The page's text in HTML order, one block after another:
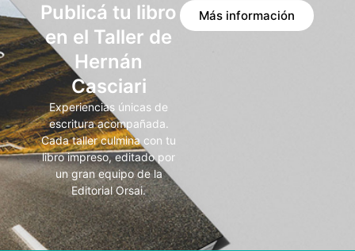
Publicá tu libro
en el Taller de
Hernán
Casciari
Experiencias únicas de
escritura acompañada.
Cada taller culmina con tu
libro impreso, editado por
un gran equipo de la
Editorial Orsai.
Más información